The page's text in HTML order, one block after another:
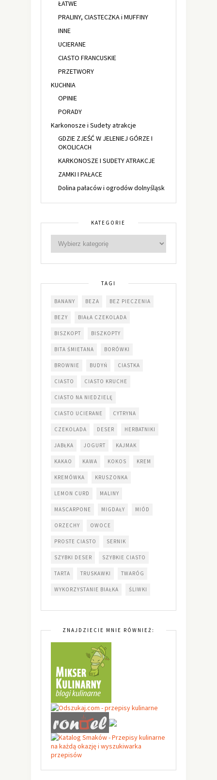
ŁATWE
PRALINY, CIASTECZKA i MUFFINY
INNE
UCIERANE
CIASTO FRANCUSKIE
PRZETWORY
KUCHNIA
OPINIE
PORADY
Karkonosze i Sudety atrakcje
GDZIE ZJEŚĆ W JELENIEJ GÓRZE I
OKOLICACH
KARKONOSZE I SUDETY ATRAKCJE
ZAMKI I PAŁACE
Dolina pałaców i ogrodów dolnyśląsk
KATEGORIE
TAGI
BANANY BEZA BEZ PIECZENIA
BEZY BIAŁA CZEKOLADA
BISZKOPT BISZKOPTY
BITA ŚMIETANA BORÓWKI
BROWNIE BUDYŃ CIASTKA
CIASTO CIASTO KRUCHE
CIASTO NA NIEDZIELĘ
CIASTO UCIERANE CYTRYNA
CZEKOLADA DESER HERBATNIKI
JABŁKA JOGURT KAJMAK
KAKAO KAWA KOKOS KREM
KREMÓWKA KRUSZONKA
LEMON CURD MALINY
MASCARPONE MIGDAŁY MIÓD
ORZECHY OWOCE
PROSTE CIASTO SERNIK
SZYBKI DESER SZYBKIE CIASTO
TARTA TRUSKAWKI TWARÓG
WYKORZYSTANIE BIAŁKA ŚLIWKI
ZNAJDZIECIE MNIE RÓWNIEŻ: